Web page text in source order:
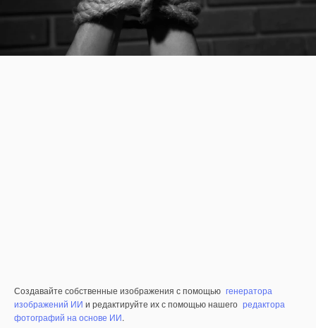
Создавайте собственные изображения с помощью генератора
изображений ИИ и редактируйте их с помощью нашего редактора
фотографий на основе ИИ.